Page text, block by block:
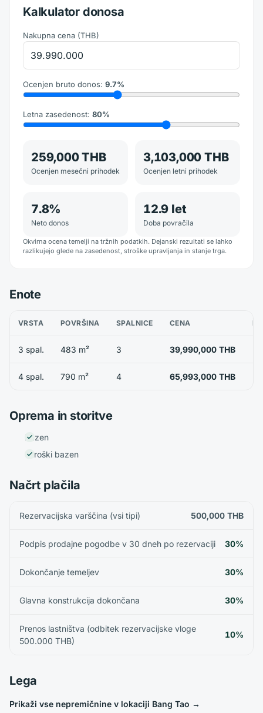
Kalkulator donosa
Nakupna cena (THB)
Ocenjen bruto donos: 9.7%
Letna zasedenost: 80%
259,000 THB
Ocenjen mesečni prihodek
3,103,000 THB
Ocenjen letni prihodek
7.8%
Neto donos
12.9 let
Doba povračila
Okvirna ocena temelji na tržnih podatkih. Dejanski rezultati se lahko
razlikujejo glede na zasedenost, stroške upravljanja in stanje trga.
Enote
VRSTA POVRŠINA SPALNICE CENA
3 spal. 483 m² 3 39,990,000 THB
4 spal. 790 m² 4 65,993,000 THB
Oprema in storitve
Bazen
Otroški bazen
Načrt plačila
Rezervacijska varščina (vsi tipi) 500,000 THB
Podpis prodajne pogodbe v 30 dneh po rezervaciji 30%
Dokončanje temeljev 30%
Glavna konstrukcija dokončana 30%
Prenos lastništva (odbitek rezervacijske vloge
500.000 THB)
10%
Lega
Prikaži vse nepremičnine v lokaciji Bang Tao →